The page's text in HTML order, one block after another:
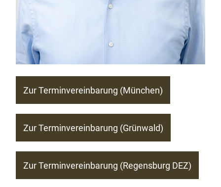
Zur Terminvereinbarung (München)
Zur Terminvereinbarung (Grünwald)
Zur Terminvereinbarung (Regensburg DEZ)